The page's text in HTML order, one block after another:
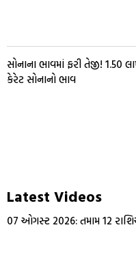
સોનાના ભાવમાં ફરી તેજી! ₹1.50
કેરેટ સોનાનો ભાવ
Latest Videos
07 ઓગસ્ટ 2026: તમામ 12